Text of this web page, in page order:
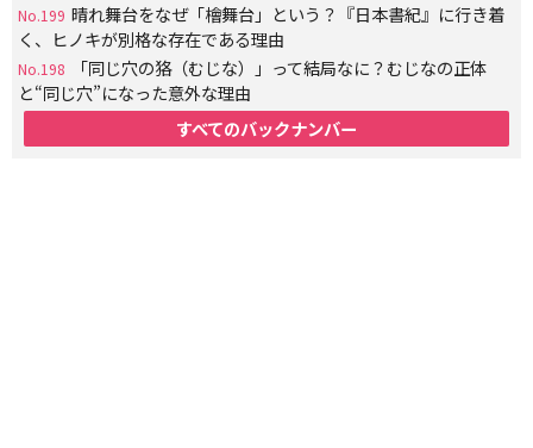
No.199 晴れ舞台をなぜ「檜舞台」という？『日本書紀』に行き着
く、ヒノキが別格な存在である理由
No.198
「同じ穴の狢（むじな）」って結局なに？むじなの正体
と“同じ穴”になった意外な理由
すべてのバックナンバー